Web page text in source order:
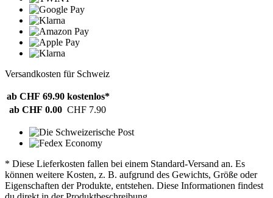
Versandkosten für Schweiz
ab CHF 69.90 kostenlos*
ab CHF 0.00 CHF 7.90
* Diese Lieferkosten fallen bei einem Standard-Versand an. Es
können weitere Kosten, z. B. aufgrund des Gewichts, Größe oder
Eigenschaften der Produkte, entstehen. Diese Informationen findest